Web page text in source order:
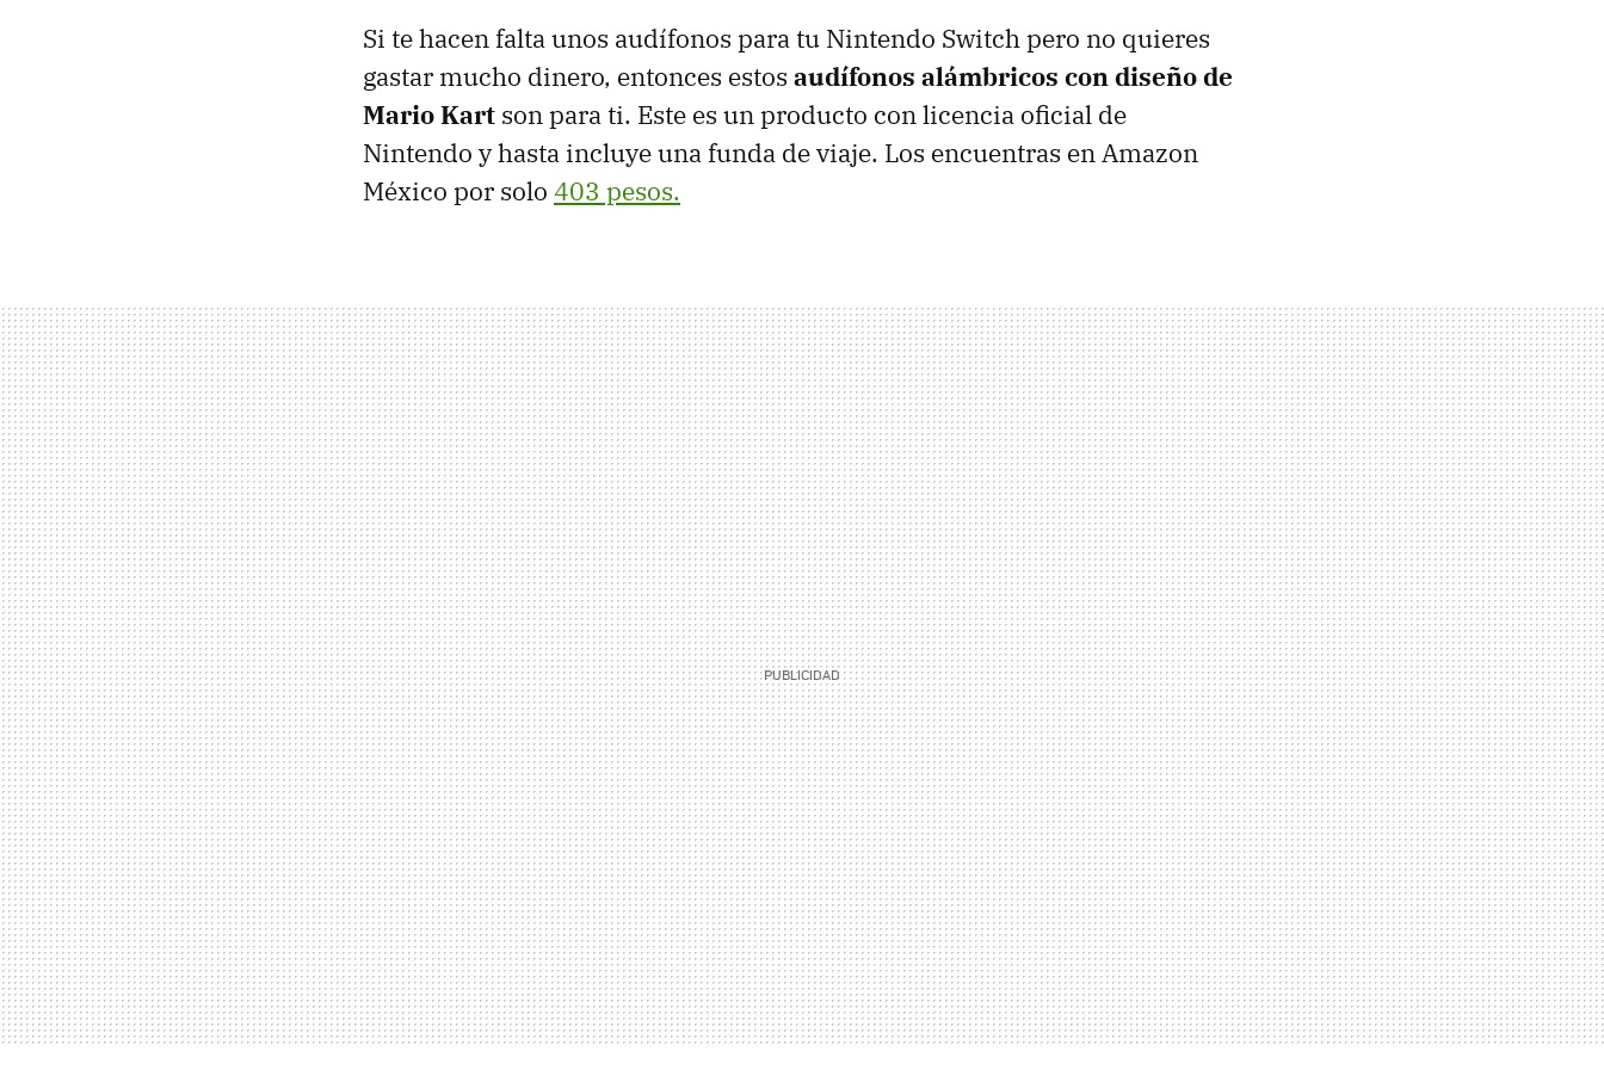
Si te hacen falta unos audífonos para tu Nintendo Switch pero no quieres
gastar mucho dinero, entonces estos audífonos alámbricos con diseño de
Mario Kart son para ti. Este es un producto con licencia oficial de
Nintendo y hasta incluye una funda de viaje. Los encuentras en Amazon
México por solo 403 pesos.